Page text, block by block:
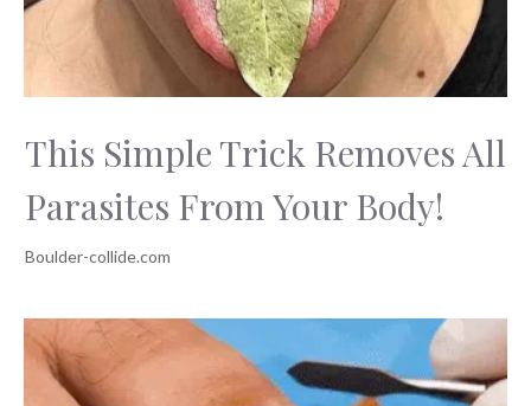
This Simple Trick Removes All
Parasites From Your Body!